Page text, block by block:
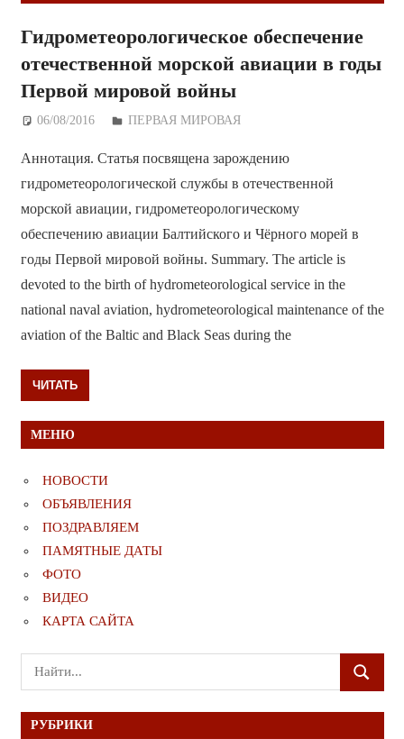
Гидрометеорологическое обеспечение
отечественной морской авиации в годы
Первой мировой войны
06/08/2016 Дежурный по Редакции
ПЕРВАЯ МИРОВАЯ
Аннотация. Статья посвящена зарождению
гидрометеорологической службы в отечественной
морской авиации, гидрометеорологическому
обеспечению авиации Балтийского и Чёрного морей в
годы Первой мировой войны. Summary. The article is
devoted to the birth of hydrometeorological service in the
national naval aviation, hydrometeorological maintenance of the
aviation of the Baltic and Black Seas during the
ЧИТАТЬ
МЕНЮ
НОВОСТИ
ОБЪЯВЛЕНИЯ
ПОЗДРАВЛЯЕМ
ПАМЯТНЫЕ ДАТЫ
ФОТО
ВИДЕО
КАРТА САЙТА
Поиск
для:
ПОИСК
РУБРИКИ